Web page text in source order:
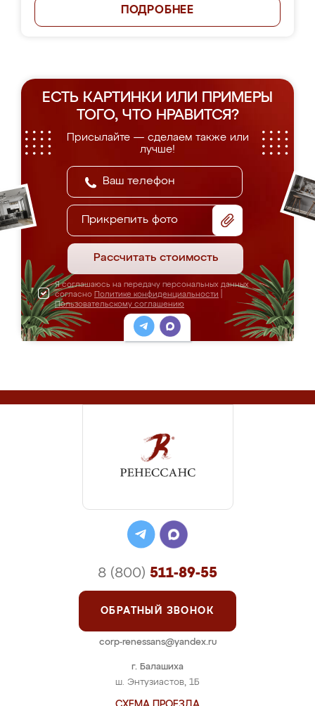
ПОДРОБНЕЕ
ЕСТЬ КАРТИНКИ ИЛИ ПРИМЕРЫ
ТОГО, ЧТО НРАВИТСЯ?
Присылайте — сделаем также или
лучше!
Прикрепить фото
Рассчитать стоимость
Я соглашаюсь на передачу персональных данных
согласно Политике конфиденциальности
Пользовательскому соглашению
г. Балашиха
ш. Энтузиастов, 1Б
8 (800) 511-89-55
ОБРАТНЫЙ ЗВОНОК
corp-renessans@yandex.ru